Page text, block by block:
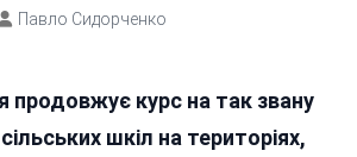
Павло Сидорченко
продовжує курс на так звану
шкіл на територіях,